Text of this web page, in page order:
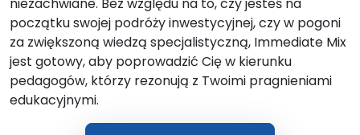
początku swojej podróży inwestycyjnej, czy w pogoni
za zwiększoną wiedzą specjalistyczną, Immediate Mix
jest gotowy, aby poprowadzić Cię w kierunku
pedagogów, którzy rezonują z Twoimi pragnieniami
edukacyjnymi.